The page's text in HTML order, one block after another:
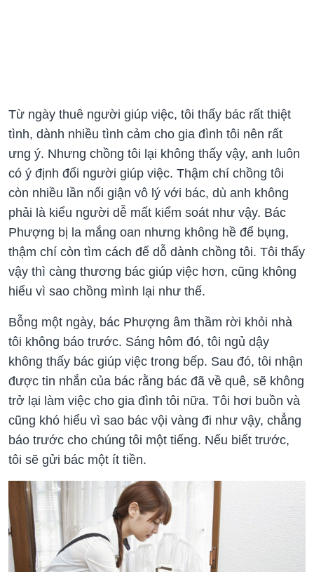
Từ ngày thuê người giúp việc, tôi thấy bác rất thiệt
tình, dành nhiều tình cảm cho gia đình tôi nên rất
ưng ý. Nhưng chồng tôi lại không thấy vậy, anh luôn
có ý định đổi người giúp việc. Thậm chí chồng tôi
còn nhiều lần nổi giận vô lý với bác, dù anh không
phải là kiểu người dễ mất kiểm soát như vậy. Bác
Phượng bị la mắng oan nhưng không hề để bụng,
thậm chí còn tìm cách để dỗ dành chồng tôi. Tôi thấy
vậy thì càng thương bác giúp việc hơn, cũng không
hiểu vì sao chồng mình lại như thế.
Bỗng một ngày, bác Phượng âm thầm rời khỏi nhà
tôi không báo trước. Sáng hôm đó, tôi ngủ dậy
không thấy bác giúp việc trong bếp. Sau đó, tôi nhận
được tin nhắn của bác rằng bác đã về quê, sẽ không
trở lại làm việc cho gia đình tôi nữa. Tôi hơi buồn và
cũng khó hiểu vì sao bác vội vàng đi như vậy, chẳng
báo trước cho chúng tôi một tiếng. Nếu biết trước,
tôi sẽ gửi bác một ít tiền.